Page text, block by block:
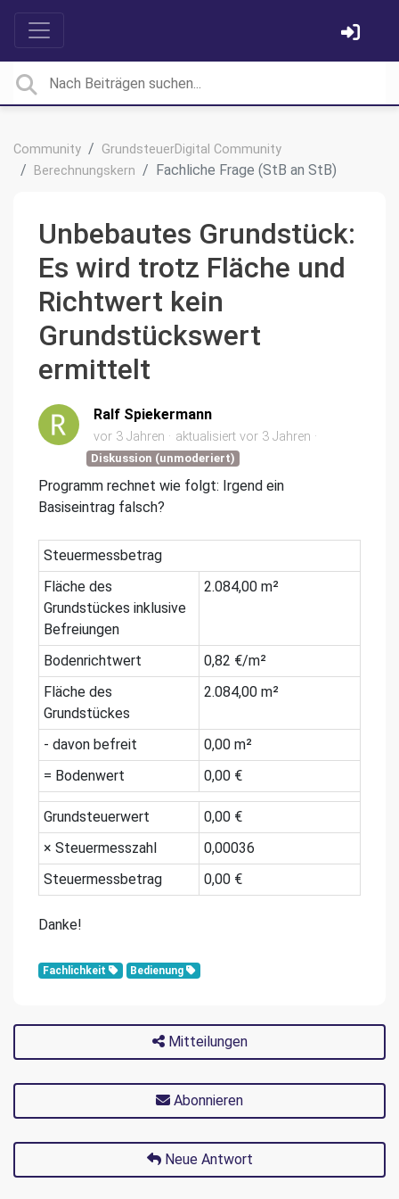
Community
GrundsteuerDigital Community
Berechnungskern
Fachliche Frage (StB an StB)
Unbebautes Grundstück:
Es wird trotz Fläche und
Richtwert kein
Grundstückswert
ermittelt
Ralf Spiekermann
vor 3 Jahren aktualisiert vor 3 Jahren
Diskussion (unmoderiert)
Programm rechnet wie folgt: Irgend ein
Basiseintrag falsch?
Steuermessbetrag
Fläche des
Grundstückes inklusive
Befreiungen
2.084,00 m²
Bodenrichtwert
0,82 €/m²
Fläche des
Grundstückes
2.084,00 m²
- davon befreit
0,00 m²
= Bodenwert
0,00 €
Grundsteuerwert
0,00 €
× Steuermesszahl
0,00036
Steuermessbetrag
0,00 €
Danke!
Fachlichkeit Bedienung
Mitteilungen
Abonnieren
Neue Antwort